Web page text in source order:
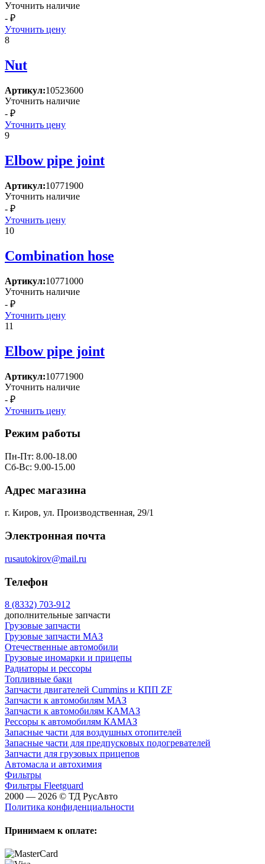
Уточнить наличие
- ₽
Уточнить цену
8
Nut
Артикул:10523600
Уточнить наличие
- ₽
Уточнить цену
9
Elbow pipe joint
Артикул:10771900
Уточнить наличие
- ₽
Уточнить цену
10
Combination hose
Артикул:10771000
Уточнить наличие
- ₽
Уточнить цену
11
Elbow pipe joint
Артикул:10771900
Уточнить наличие
- ₽
Уточнить цену
Режим работы
Пн-Пт: 8.00-18.00
Сб-Вс: 9.00-15.00
Адрес магазина
г. Киров, ул. Производственная, 29/1
Электронная почта
rusautokirov@mail.ru
Телефон
8 (8332) 703-912
дополнительные запчасти
Грузовые запчасти
Грузовые запчасти МАЗ
Отечественные автомобили
Грузовые иномарки и прицепы
Радиаторы и рессоры
Топливные баки
Запчасти двигателей Cummins и КПП ZF
Запчасти к автомобилям МАЗ
Запчасти к автомобилям КАМАЗ
Рессоры к автомобилям КАМАЗ
Запасные части для воздушных отопителей
Запасные части для предпусковых подогревателей
Запчасти для грузовых прицепов
Автомасла и автохимия
Фильтры
Фильтры Fleetguard
2000 — 2026 © ТД РусАвто
Политика конфиденциальности
Принимаем к оплате: